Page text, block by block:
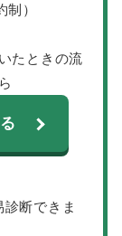
）
たときの流
断できま